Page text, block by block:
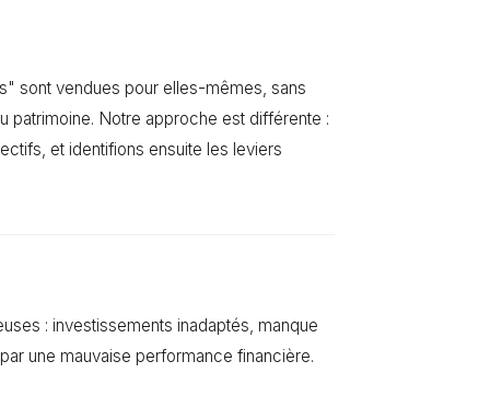
sont vendues pour elles-mêmes, sans
patrimoine. Notre approche est différente :
et identifions ensuite les leviers
: investissements inadaptés, manque
une mauvaise performance financière.